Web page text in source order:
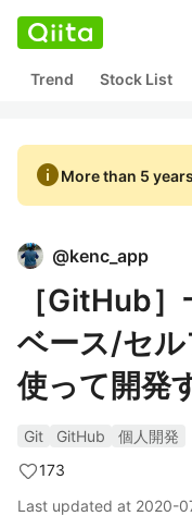
Trend Stock List
infoMore than 5
@kenc_app
［GitHub
ベース/セ
使って開発
Git GitHub
個人開発
173
Last updated at 2020-